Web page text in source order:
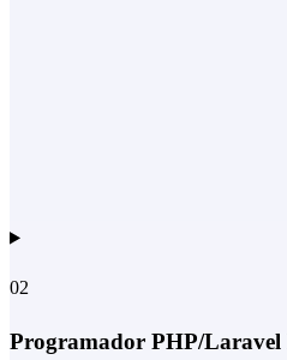
02
Programador PHP/Laravel